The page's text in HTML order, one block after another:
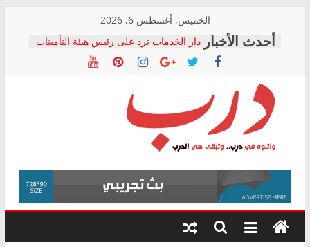
content
الخميس, أغسطس 6, 2026
دار الخدمات ترد على رئيس هيئة التأمينات
بعد مؤتمره الصحفي: إنكار الأزمة لا ينهي
معاناة أصحاب المعاشات.. ونطالب بكشف
فرحات سليمان يكتب: القطاع الصحي إلى
أين؟
حزب التحالف الشعبي يطلق لجنة “الحق
في الصحة” بالإسكندرية لرصد الانتهاكات
ودعم المرضى
الوزاري لمدينة الصحفيين.. وانتهاء أعمال
إنشاء المبنى الإداري
المجلس القومي لحقوق الإنسان يعلن
متابعة قضية الدكتور محمد زهران.. ويؤكد:
قرينة البراءة وضمانات المحاكمة العادلة
درب
وأتوه
درب..
وتبقى
هي